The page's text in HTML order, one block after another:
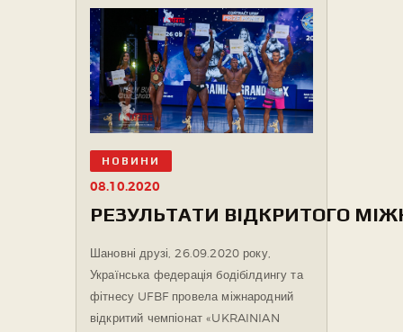
НОВИНИ
08.10.2020
РЕЗУЛЬТАТИ ВІДКРИТОГО
Шановні друзі, 26.09.2020 року,
Українська федерація бодібілдингу та
фітнесу UFBF провела міжнародний
відкритий чемпіонат «UKRAINIAN